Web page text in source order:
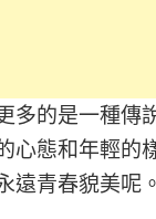
多的是一種傳
心態和年輕的
遠青春貌美呢。